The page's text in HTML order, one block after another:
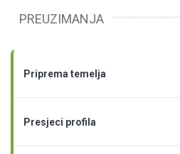
PREUZIMANJA
Priprema temelja
Presjeci profila